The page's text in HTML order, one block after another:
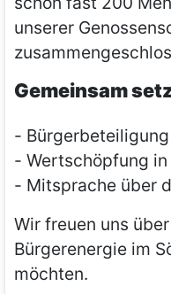
unserer
Gemeinsam
-
- Wertschöpfung in
- Mitsprache über
Wir freuen uns
Bürgerenergie im
möchten.